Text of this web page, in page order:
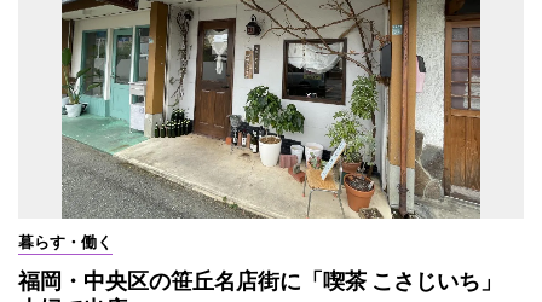
暮らす・働く
福岡・中央区の笹丘名店街に「喫茶 こさじいち」